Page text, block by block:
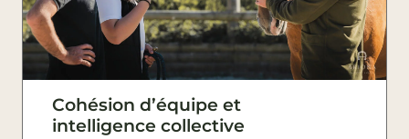
Cohésion d’équipe et
intelligence collective